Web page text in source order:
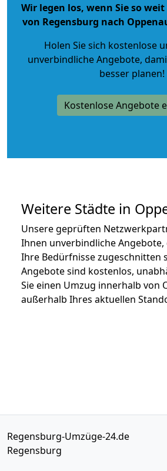
Wir legen los, wenn Sie so
von Regensburg nach
Holen Sie sich kostenlose
unverbindliche Angebote,
besser planen!
Kostenlose Angebote
Weitere Städte in
Unsere geprüften
Ihnen unverbindliche Angebote,
Ihre Bedürfnisse zugeschnitten
Angebote sind kostenlos,
Sie einen Umzug innerhalb von
außerhalb Ihres aktuellen
Regensburg-Umzüge-24.de
Regensburg